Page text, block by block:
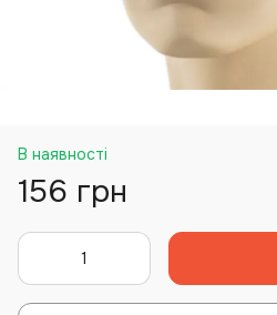
В наявності
156 грн